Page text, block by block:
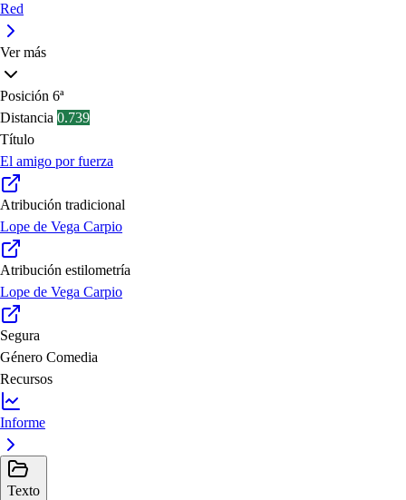
Red
Ver más
Posición 6ª
Distancia 0.739
Título
El amigo por fuerza
Atribución tradicional
Lope de Vega Carpio
Atribución estilometría
Lope de Vega Carpio
Segura
Género Comedia
Recursos
Informe
Texto